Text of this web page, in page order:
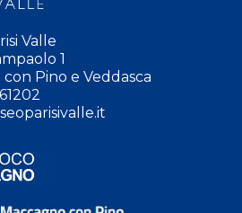
Valle
1
con Pino e Veddasca